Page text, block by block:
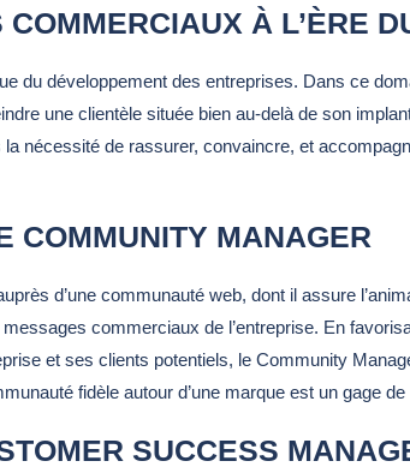
À L’ÈRE
du développement des entreprises. Dans ce
une clientèle située bien au-delà de son
nécessité de rassurer, convaincre, et
COMMUNITY MANAGER
d’une communauté web, dont il assure
commerciaux de l’entreprise. En
et ses clients potentiels, le Community
fidèle autour d’une marque est un gage
SUCCESS